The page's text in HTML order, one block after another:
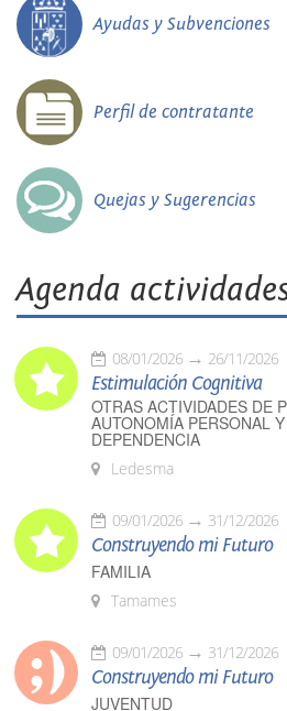
Ayudas y Subvenciones
Perfil de contratante
Quejas y Sugerencias
Agenda
08/01/2026 26/11/2026
Estimulación Cognitiva
OTRAS ACTIVIDADES DE
AUTONOMÍA PERSONAL
DEPENDENCIA
Ledesma
09/01/2026 31/12/2026
Construyendo mi Futuro
FAMILIA
Tamames
09/01/2026 31/12/2026
Construyendo mi Futuro
JUVENTUD